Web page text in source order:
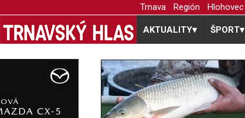
Trnava Región Hlohovec
AKTUALITY▾ ŠPORT▾